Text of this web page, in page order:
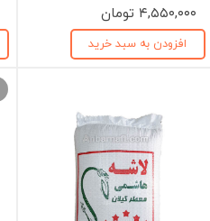
۴,۵۵۰,۰۰۰ تومان
افزودن به سبد خرید